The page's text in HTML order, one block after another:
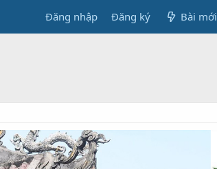
Đăng nhập Đăng ký Bài mới